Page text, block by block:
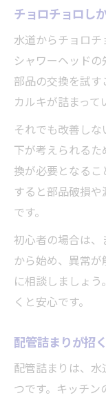
チョロチョロし
水道からチョロ
シャワーヘッドの
部品の交換を試す
カルキが詰まって
それでも改善し
下が考えられる
換が必要となるこ
すると部品破損
です。
初心者の場合は、
から始め、異常
に相談しましょ
くと安心です。
配管詰まりが招
配管詰まりは、
つです。キッチン